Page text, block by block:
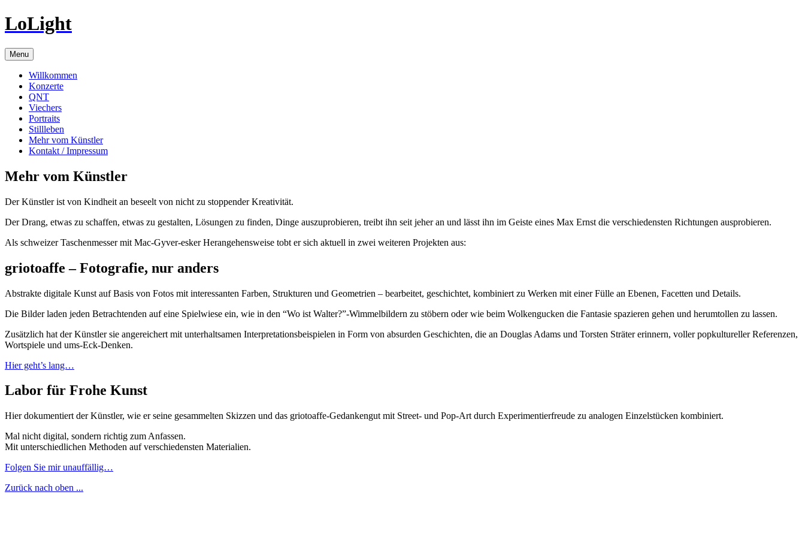
Skip
to
LoLight
Menu
Willkommen
Konzerte
QNT
Viechers
Portraits
Stillleben
Mehr vom Künstler
Kontakt / Impressum
Mehr vom Künstler
Der Künstler ist von Kindheit an beseelt von nicht zu stoppender Kreativität.
Der Drang, etwas zu schaffen, etwas zu gestalten, Lösungen zu finden, Dinge auszuprobieren, treibt ihn seit jeher an und lässt ihn im Geiste eines Max Ernst die verschiedensten Richtungen ausprobieren.
Als schweizer Taschenmesser mit Mac-Gyver-esker Herangehensweise tobt er sich aktuell in zwei weiteren Projekten aus:
griotoaffe – Fotografie, nur anders
Abstrakte digitale Kunst auf Basis von Fotos mit interessanten Farben, Strukturen und Geometrien – bearbeitet, geschichtet, kombiniert zu Werken mit einer Fülle an Ebenen, Facetten und Details.
Die Bilder laden jeden Betrachtenden auf eine Spielwiese ein, wie in den “Wo ist Walter?”-Wimmelbildern zu stöbern oder wie beim Wolkengucken die Fantasie spazieren gehen und herumtollen zu lassen.
Zusätzlich hat der Künstler sie angereichert mit unterhaltsamen Interpretationsbeispielen in Form von absurden Geschichten, die an Douglas Adams und Torsten Sträter erinnern, voller popkultureller Referenzen,
Wortspiele und ums-Eck-Denken.
Hier geht’s lang…
Labor für Frohe Kunst
Hier dokumentiert der Künstler, wie er seine gesammelten Skizzen und das griotoaffe-Gedankengut mit Street- und Pop-Art durch Experimentierfreude zu analogen Einzelstücken kombiniert.
Mal nicht digital, sondern richtig zum Anfassen.
Mit unterschiedlichen Methoden auf verschiedensten Materialien.
Folgen Sie mir unauffällig…
Zurück nach oben ...